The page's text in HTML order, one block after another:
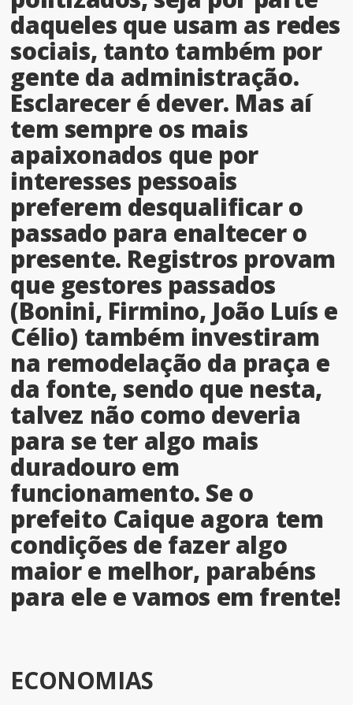
daqueles que usam as redes
sociais, tanto também por
gente da administração.
Esclarecer é dever. Mas aí
tem sempre os mais
apaixonados que por
interesses pessoais
preferem desqualificar o
passado para enaltecer o
presente. Registros provam
que gestores passados
(Bonini, Firmino, João Luís e
Célio) também investiram
na remodelação da praça e
da fonte, sendo que nesta,
talvez não como deveria
para se ter algo mais
duradouro em
funcionamento. Se o
prefeito Caique agora tem
condições de fazer algo
maior e melhor, parabéns
para ele e vamos em frente!
ECONOMIAS